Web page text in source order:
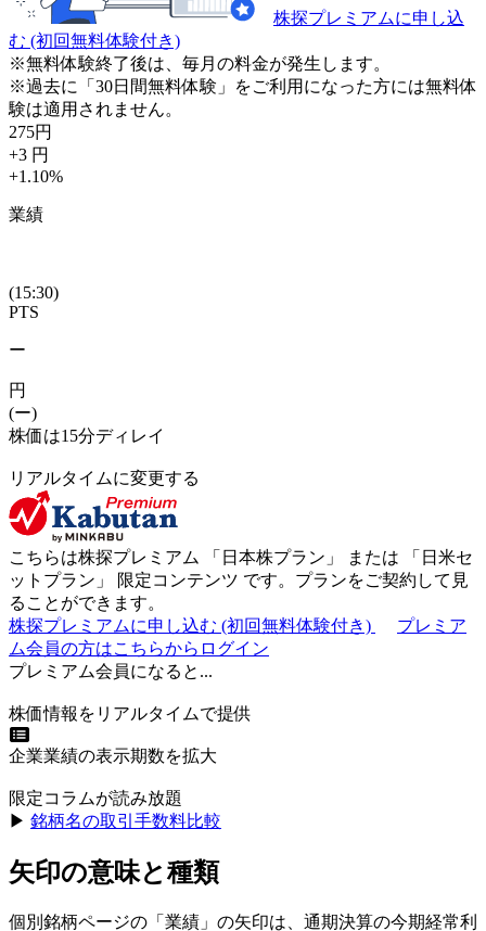
株探プレミアムに申し込
む (初回無料体験付き)
※無料体験終了後は、毎月の料金が発生します。
※過去に「30日間無料体験」をご利用になった方には無料体
験は適用されません。
275円
+3 円
+1.10%
業績
(15:30)
PTS
ー
円
(ー)
株価は15分ディレイ
リアルタイムに変更する
こちらは株探プレミアム 「 日本株プラン 」 または 「 日米セ
ットプラン 」 限定コンテンツ です。プランをご契約して見
ることができます。
株探プレミアムに申し込む (初回無料体験付き)
プレミア
ム会員の方はこちらからログイン
プレミアム会員になると...
株価情報をリアルタイムで提供
企業業績の表示期数を拡大
限定コラムが読み放題
▶︎ 銘柄名の取引手数料比較
矢印の意味と種類
個別銘柄ページの「業績」の矢印は、通期決算の今期経常利